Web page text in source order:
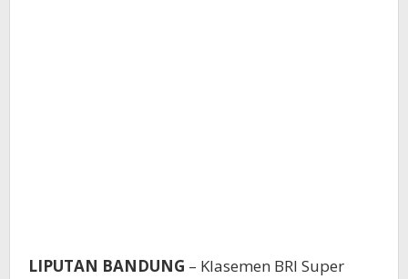
LIPUTAN BANDUNG – Klasemen BRI Super